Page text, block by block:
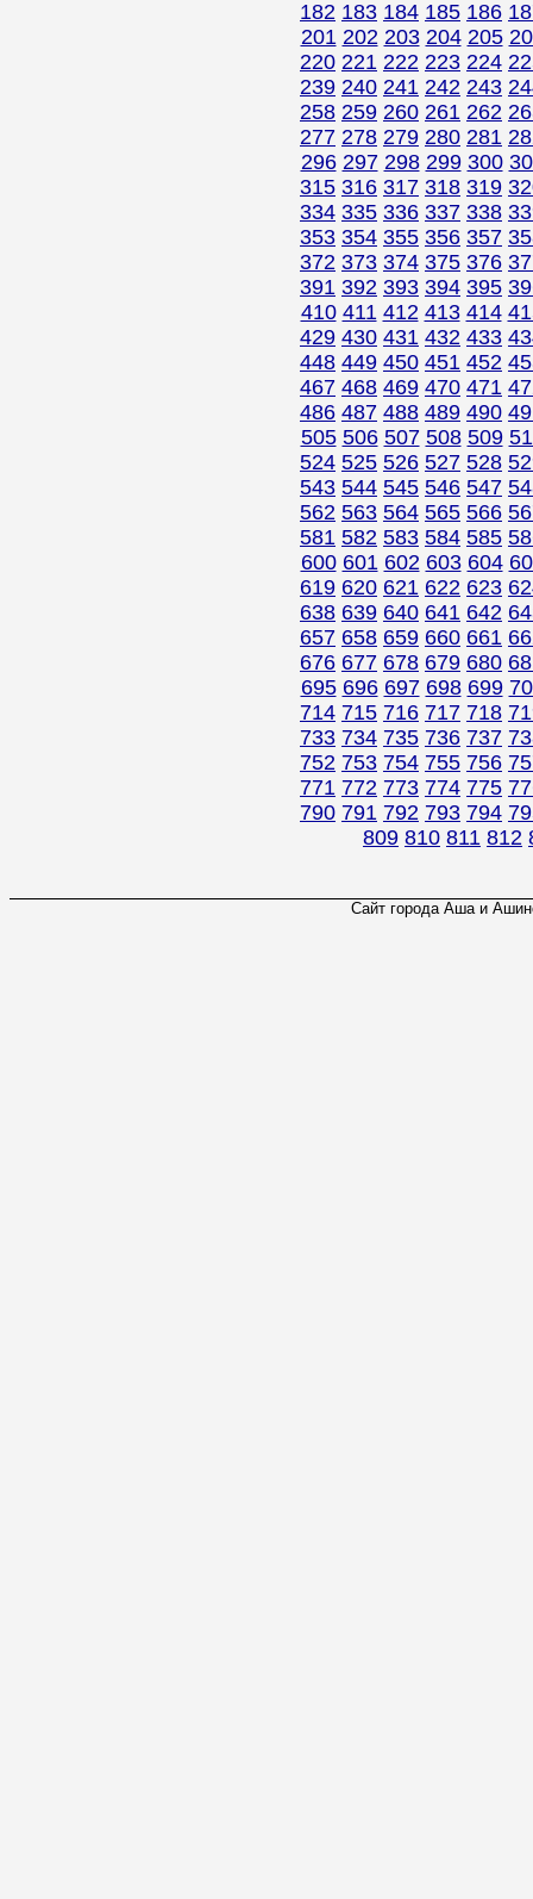
182 183 184 185 186
201 202 203 204 205
220 221 222 223 224
239 240 241 242 243
258 259 260 261 262
277 278 279 280 281
296 297 298 299 300
315 316 317 318 319
334 335 336 337 338
353 354 355 356 357
372 373 374 375 376
391 392 393 394 395
410 411 412 413 414
429 430 431 432 433
448 449 450 451 452
467 468 469 470 471
486 487 488 489 490
505 506 507 508 509
524 525 526 527 528
543 544 545 546 547
562 563 564 565 566
581 582 583 584 585
600 601 602 603 604
619 620 621 622 623
638 639 640 641 642
657 658 659 660 661
676 677 678 679 680
695 696 697 698 699
714 715 716 717 718
733 734 735 736 737
752 753 754 755 756
771 772 773 774 775
790 791 792 793 794
809 810 811 812
Сайт города Аша и